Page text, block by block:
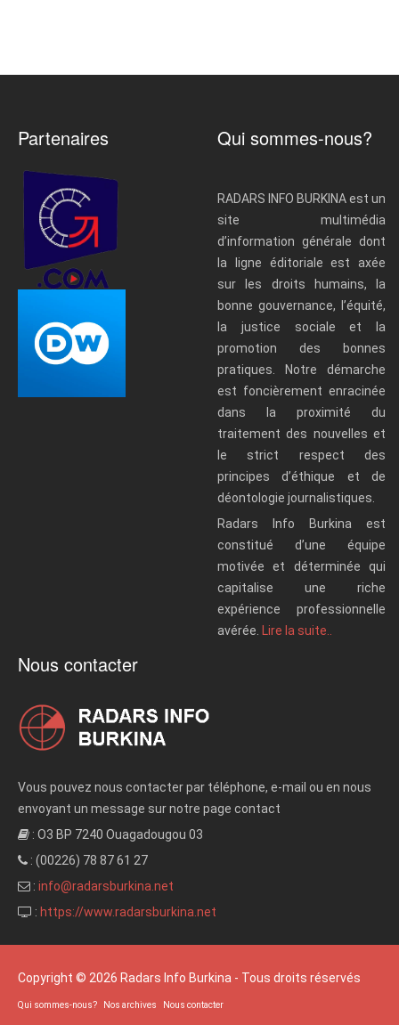
Partenaires Qui sommes-nous?
RADARS INFO BURKINA est un
site multimédia
d’information générale dont
la ligne éditoriale est axée
sur les droits humains, la
bonne gouvernance, l’équité,
la justice sociale et la
promotion des bonnes
pratiques. Notre démarche
est foncièrement enracinée
dans la proximité du
traitement des nouvelles et
le strict respect des
principes d’éthique et de
déontologie journalistiques.
Radars Info Burkina est
constitué d’une équipe
motivée et déterminée qui
capitalise une riche
expérience professionnelle
avérée. Lire la suite..
Nous contacter
Vous pouvez nous contacter par téléphone, e-mail ou en nous
envoyant un message sur notre page contact
: O3 BP 7240 Ouagadougou 03
: (00226) 78 87 61 27
: info@radarsburkina.net
: https://www.radarsburkina.net
Copyright © 2026 Radars Info Burkina - Tous droits réservés
Qui sommes-nous? Nos archives Nous contacter